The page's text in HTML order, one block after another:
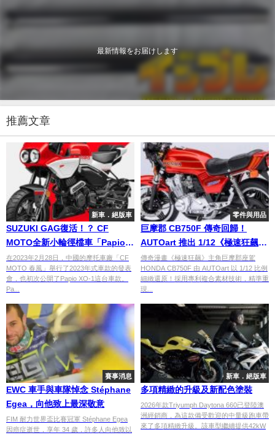
最新情報をお届けします
推薦文章
新車．絕版車
SUZUKI GAG復活！？ CF
MOTO全新小輪徑檔車「Papio
XO-1」狒狒登場
在2023年2月28日，中國的摩托車廠「CF
MOTO 春風」舉行了2023年式車款的發表
會，也初次公開了Papio XO-1這台車款。
Pa...
零件與用品
巨摩郡 CB750F 傳奇回歸！
AUTOart 推出 1/12《極速狂飆》
精裝模型，附贈經典安全帽
傳奇漫畫《極速狂飆》主角巨摩郡座駕
HONDA CB750F 由 AUTOart 以 1/12 比例
細緻還原！採用專利複合素材技術，精準重
現...
賽事消息
EWC 車手與車隊悼念 Stéphane
Egea，向他致上最深敬意
FIM 耐力世界盃比賽冠軍 Stéphane Egea
因癌症逝世，享年 34 歲，許多人向他致以
新車．絕版車
多項精緻的升級及新配色塗裝
2026年款Triyumph Daytona 660已登陸澳
洲經銷商，為這款備受歡迎的中量級跑車帶
來了多項精緻升級。該車型繼續提供42kW